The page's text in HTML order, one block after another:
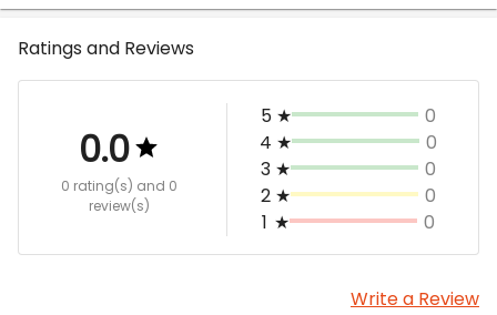
Ratings and Reviews
0.0
0 rating(s) and 0
review(s)
5 ★
0
4 ★
0
3 ★
0
2 ★
0
1 ★ 0
Write a Review